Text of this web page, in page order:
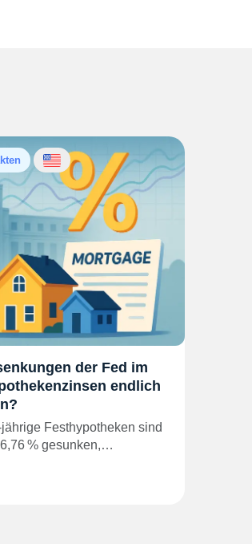
der Fed im
endlich
Festhypotheken sind
% gesunken,…